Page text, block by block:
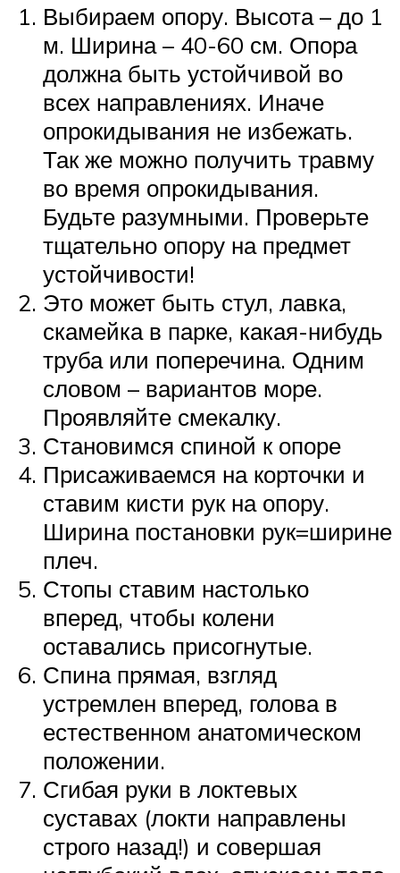
Выбираем опору. Высота – до 1
м. Ширина – 40-60 см. Опора
должна быть устойчивой во
всех направлениях. Иначе
опрокидывания не избежать.
Так же можно получить травму
во время опрокидывания.
Будьте разумными. Проверьте
тщательно опору на предмет
устойчивости!
Это может быть стул, лавка,
скамейка в парке, какая-нибудь
труба или поперечина. Одним
словом – вариантов море.
Проявляйте смекалку.
Становимся спиной к опоре
Присаживаемся на корточки и
ставим кисти рук на опору.
Ширина постановки рук=ширине
плеч.
Стопы ставим настолько
вперед, чтобы колени
оставались присогнутые.
Спина прямая, взгляд
устремлен вперед, голова в
естественном анатомическом
положении.
Сгибая руки в локтевых
суставах (локти направлены
строго назад!) и совершая